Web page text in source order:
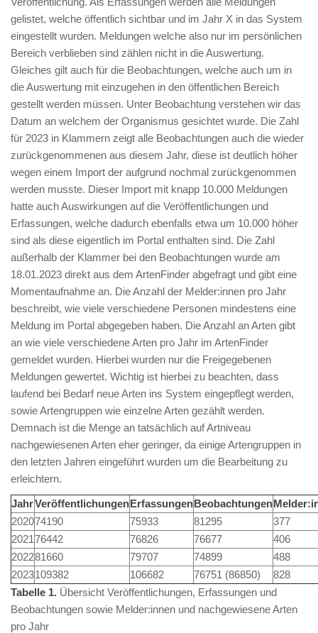
gelistet, welche öffentlich sichtbar und im Jahr X in das System
eingestellt wurden. Meldungen welche also nur im persönlichen
Bereich verblieben sind zählen nicht in die Auswertung.
Gleiches gilt auch für die Beobachtungen, welche auch um in
die Auswertung mit einzugehen in den öffentlichen Bereich
gestellt werden müssen. Unter Beobachtung verstehen wir das
Datum an welchem der Organismus gesichtet wurde. Die Zahl
für 2023 in Klammern zeigt alle Beobachtungen auch die wieder
zurückgenommenen aus diesem Jahr, diese ist deutlich höher
wegen einem Import der aufgrund nochmal zurückgenommen
werden musste. Dieser Import mit knapp 10.000 Meldungen
hatte auch Auswirkungen auf die Veröffentlichungen und
Erfassungen, welche dadurch ebenfalls etwa um 10.000 höher
sind als diese eigentlich im Portal enthalten sind. Die Zahl
außerhalb der Klammer bei den Beobachtungen wurde am
18.01.2023 direkt aus dem ArtenFinder abgefragt und gibt eine
Momentaufnahme an. Die Anzahl der Melder:innen pro Jahr
beschreibt, wie viele verschiedene Personen mindestens eine
Meldung im Portal abgegeben haben. Die Anzahl an Arten gibt
an wie viele verschiedene Arten pro Jahr im ArtenFinder
gemeldet wurden. Hierbei wurden nur die Freigegebenen
Meldungen gewertet. Wichtig ist hierbei zu beachten, dass
laufend bei Bedarf neue Arten ins System eingepflegt werden,
sowie Artengruppen wie einzelne Arten gezählt werden.
Demnach ist die Menge an tatsächlich auf Artniveau
nachgewiesenen Arten eher geringer, da einige Artengruppen in
den letzten Jahren eingeführt wurden um die Bearbeitung zu
erleichtern.
JahrVeröffentlichungenErfassungenBeobachtungen
202074190 75933 81295
377
202176442 76826 76677
406
202281660 79707 74899
488
2023109382 106682 76751 (86850)
828
Tabelle 1. Übersicht Veröffentlichungen, Erfassungen und
Beobachtungen sowie Melder:innen und nachgewiesene Arten
pro Jahr